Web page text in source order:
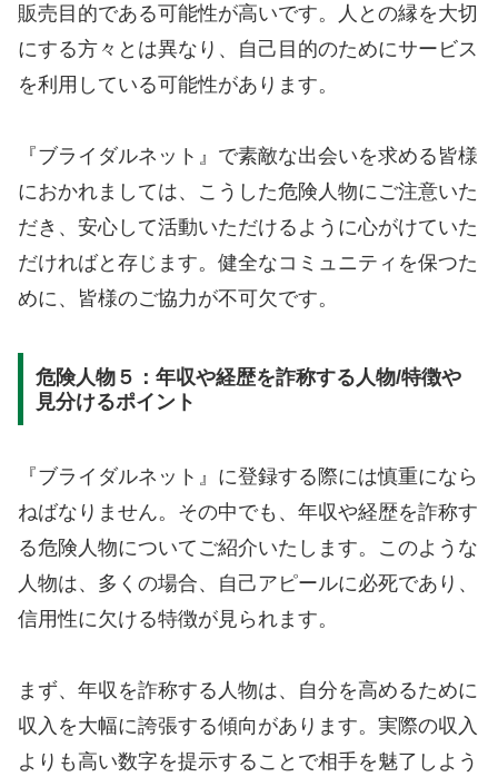
販売目的である可能性が高いです。人との縁を大切
にする方々とは異なり、自己目的のためにサービス
を利用している可能性があります。
『ブライダルネット』で素敵な出会いを求める皆様
におかれましては、こうした危険人物にご注意いた
だき、安心して活動いただけるように心がけていた
だければと存じます。健全なコミュニティを保つた
めに、皆様のご協力が不可欠です。
危険人物５：年収や経歴を詐称する人物/特徴や
見分けるポイント
『ブライダルネット』に登録する際には慎重になら
ねばなりません。その中でも、年収や経歴を詐称す
る危険人物についてご紹介いたします。このような
人物は、多くの場合、自己アピールに必死であり、
信用性に欠ける特徴が見られます。
まず、年収を詐称する人物は、自分を高めるために
収入を大幅に誇張する傾向があります。実際の収入
よりも高い数字を提示することで相手を魅了しよう